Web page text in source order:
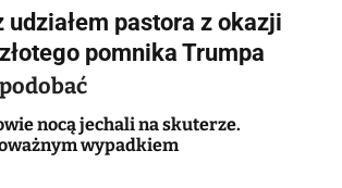
udziałem pastora z okazji
pomnika Trumpa
nocą jechali na skuterze.
wypadkiem